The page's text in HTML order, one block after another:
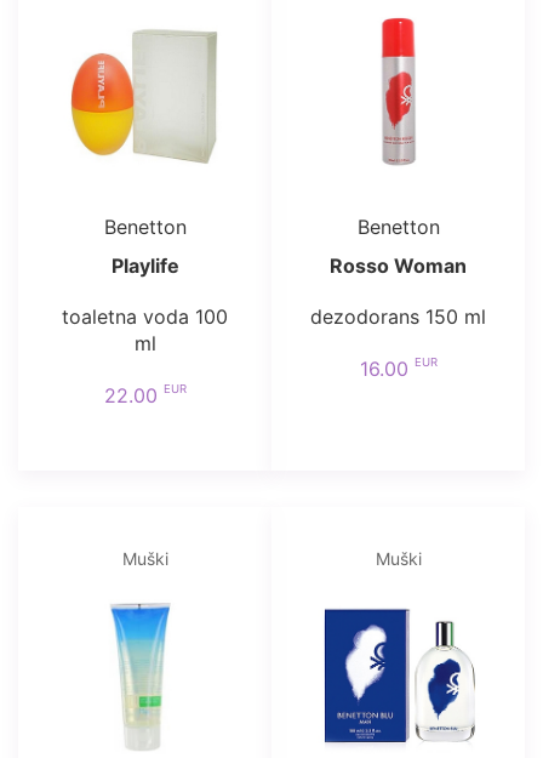
Benetton
Playlife
toaletna voda 100
ml
22.00 EUR
Benetton
Rosso Woman
dezodorans 150 ml
16.00 EUR
Muški Muški